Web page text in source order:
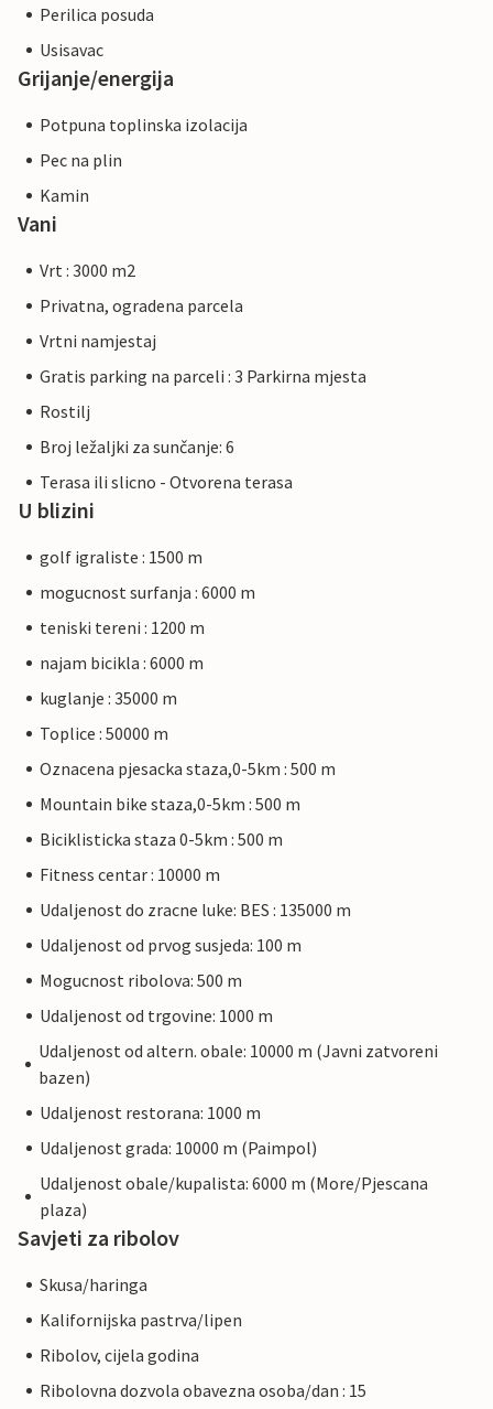
Perilica posuda
Usisavac
Grijanje/energija
Potpuna toplinska izolacija
Pec na plin
Kamin
Vani
Vrt : 3000 m2
Privatna, ogradena parcela
Vrtni namjestaj
Gratis parking na parceli : 3 Parkirna mjesta
Rostilj
Broj ležaljki za sunčanje: 6
Terasa ili slicno - Otvorena terasa
U blizini
golf igraliste : 1500 m
mogucnost surfanja : 6000 m
teniski tereni : 1200 m
najam bicikla : 6000 m
kuglanje : 35000 m
Toplice : 50000 m
Oznacena pjesacka staza,0-5km : 500 m
Mountain bike staza,0-5km : 500 m
Biciklisticka staza 0-5km : 500 m
Fitness centar : 10000 m
Udaljenost do zracne luke: BES : 135000 m
Udaljenost od prvog susjeda: 100 m
Mogucnost ribolova: 500 m
Udaljenost od trgovine: 1000 m
Udaljenost od altern. obale: 10000 m (Javni zatvoreni
bazen)
Udaljenost restorana: 1000 m
Udaljenost grada: 10000 m (Paimpol)
Udaljenost obale/kupalista: 6000 m (More/Pjescana
plaza)
Savjeti za ribolov
Skusa/haringa
Kalifornijska pastrva/lipen
Ribolov, cijela godina
Ribolovna dozvola obavezna osoba/dan : 15